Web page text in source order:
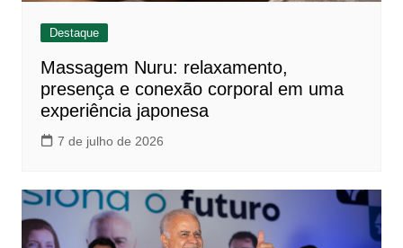
Destaque
Massagem Nuru: relaxamento,
presença e conexão corporal em uma
experiência japonesa
7 de julho de 2026